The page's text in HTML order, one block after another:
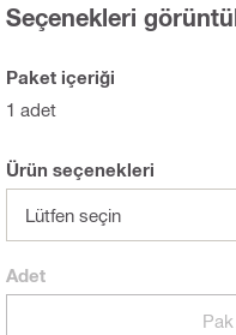
Seçenekleri
Paket içeriği
1 adet
Ürün seçenekleri
Lütfen seçin
Adet